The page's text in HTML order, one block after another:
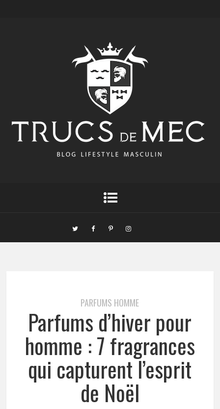
PARFUMS HOMME
Parfums d’hiver pour
homme : 7 fragrances
qui capturent l’esprit
de Noël